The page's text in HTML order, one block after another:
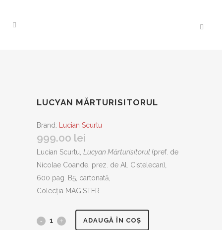
LUCYAN MĂRTURISITORUL
Brand: Lucian Scurtu
999.00 lei
Lucian Scurtu, Lucyan Mărturisitorul (pref. de
Nicolae Coande, prez. de Al. Cistelecan)
600 pag. B5, cartonată,
Colecția MAGISTER
Lucyan ADAUGĂ ÎN COȘ